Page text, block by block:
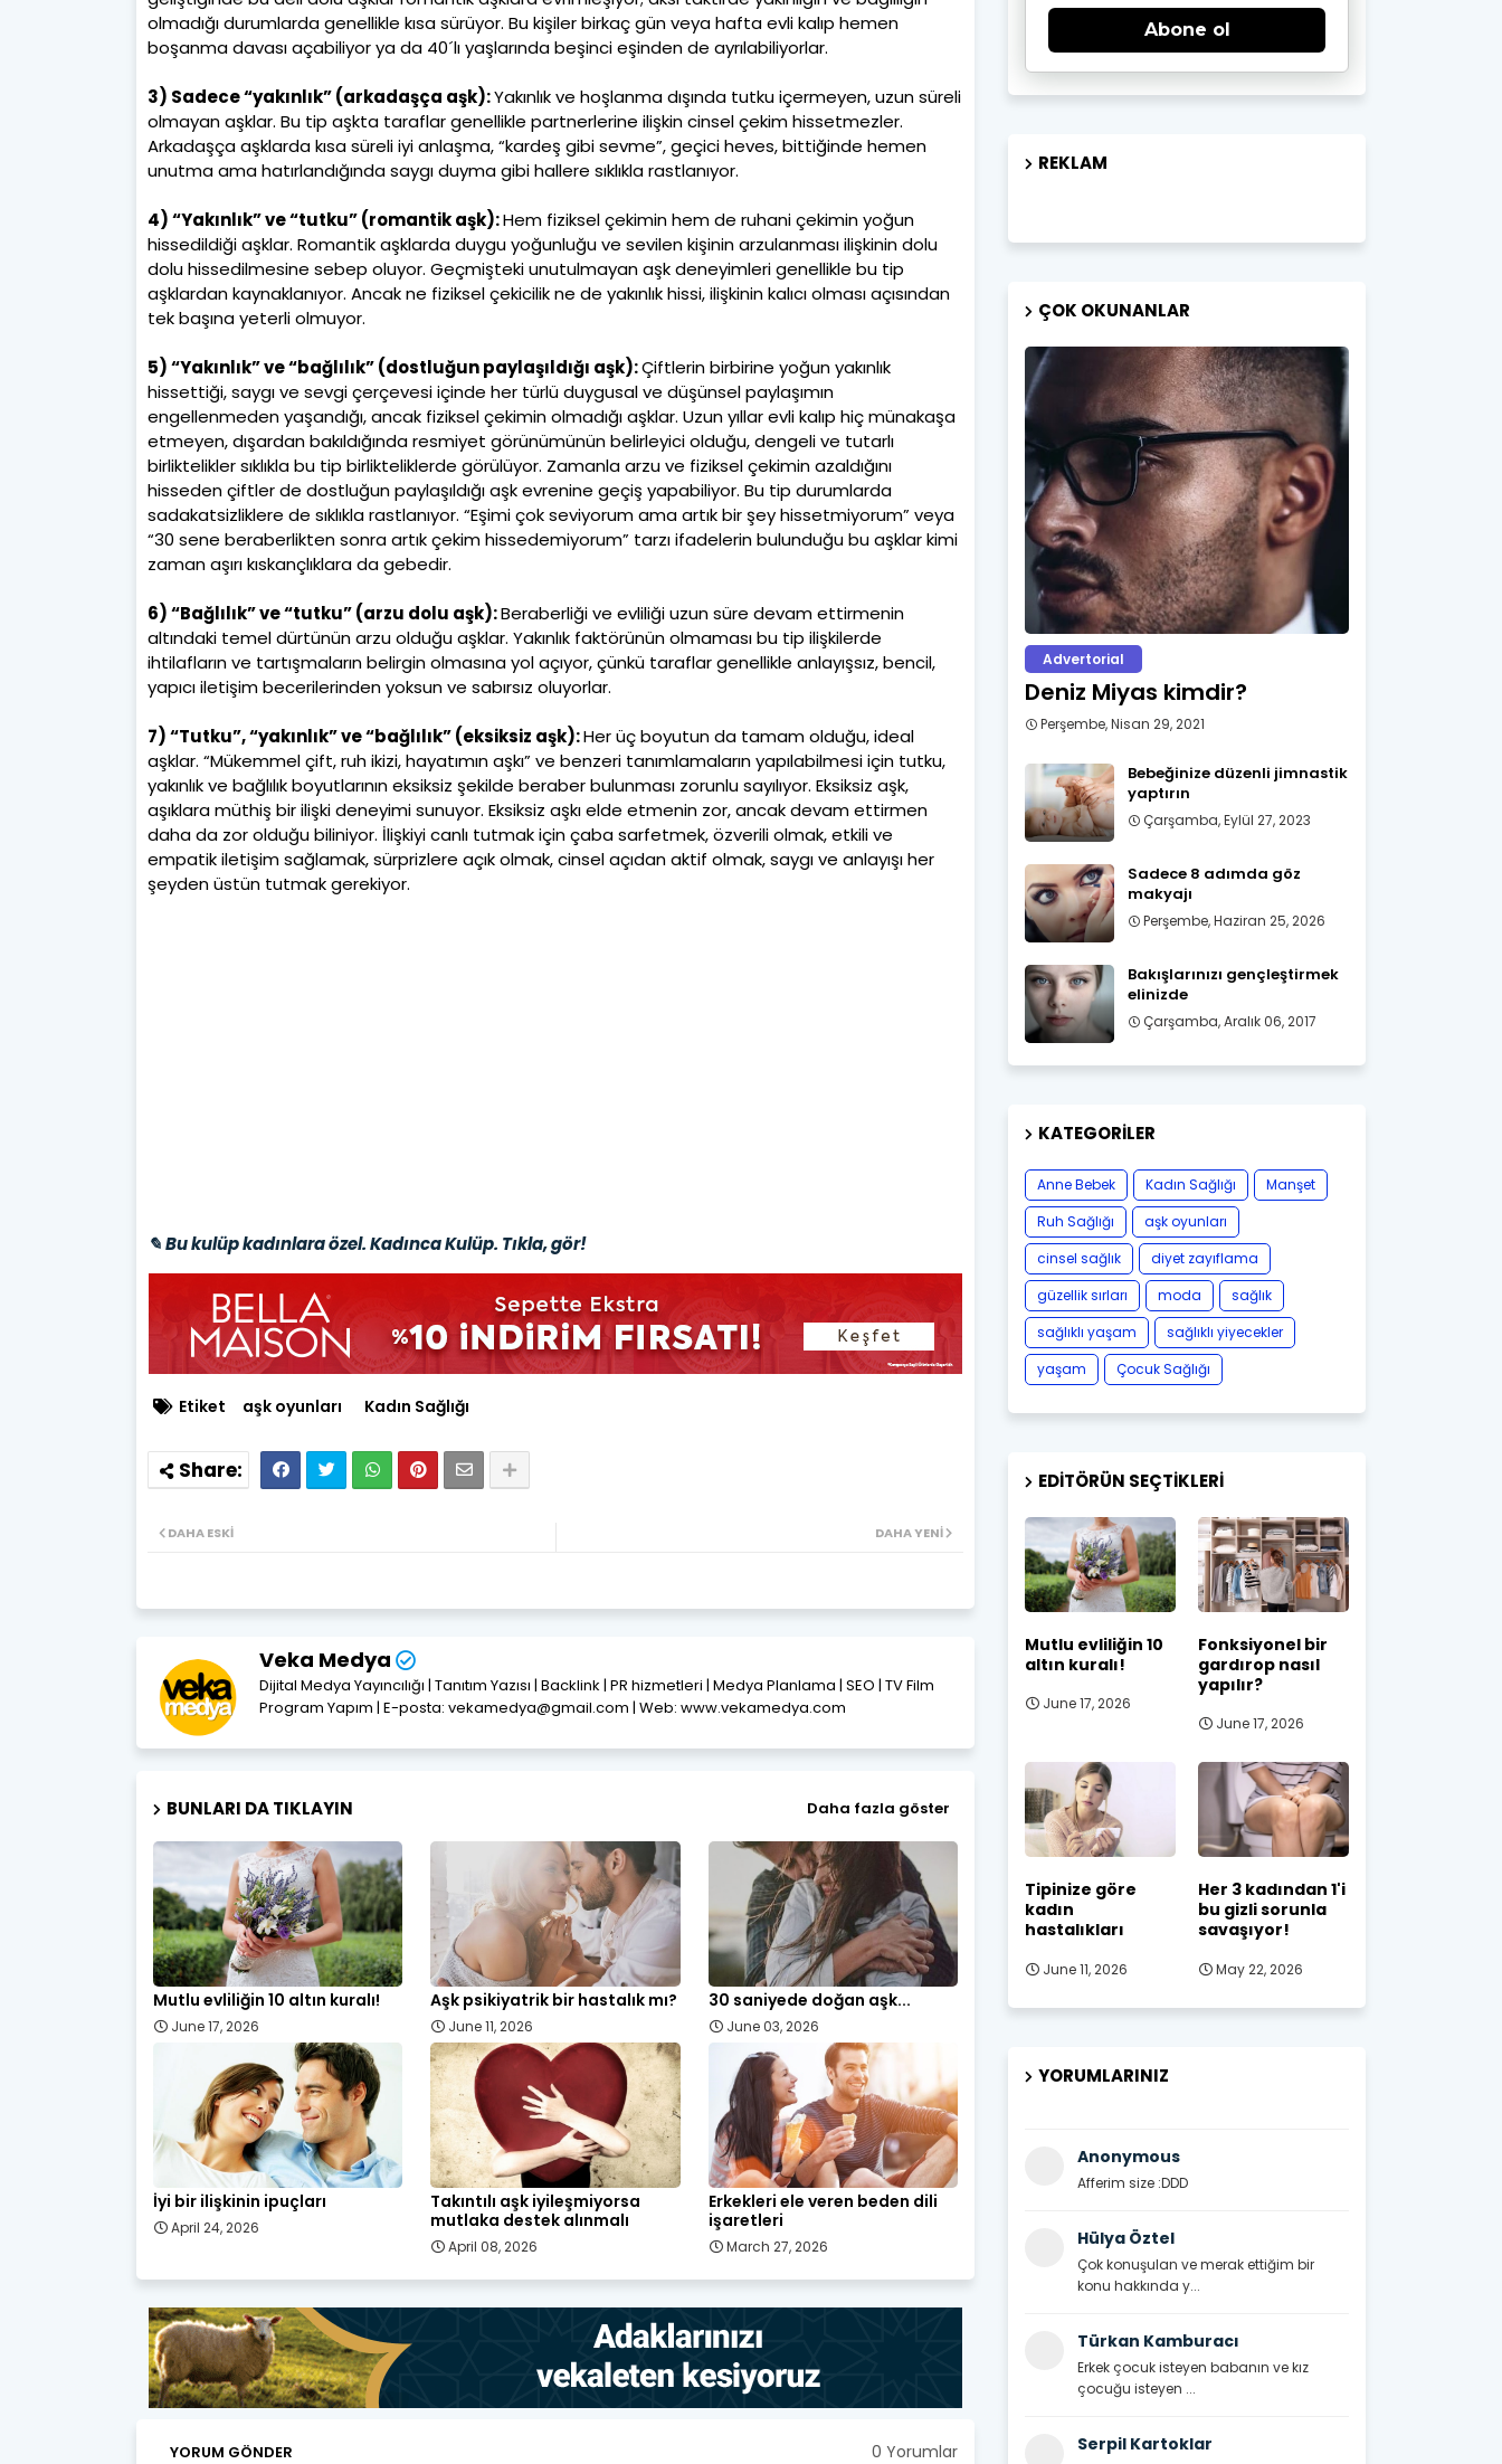
olmadığı durumlarda genellikle kısa sürüyor. Bu kişiler birkaç gün veya hafta evli kalıp hemen
boşanma davası açabiliyor ya da 40´lı yaşlarında beşinci eşinden de ayrılabiliyorlar.
3) Sadece “yakınlık” (arkadaşça aşk):Yakınlık ve hoşlanma dışında tutku içermeyen, uzun süreli
olmayan aşklar. Bu tip aşkta taraflar genellikle partnerlerine ilişkin cinsel çekim hissetmezler.
Arkadaşça aşklarda kısa süreli iyi anlaşma, “kardeş gibi sevme”, geçici heves, bittiğinde hemen
unutma ama hatırlandığında saygı duyma gibi hallere sıklıkla rastlanıyor.
4) “Yakınlık” ve “tutku” (romantik aşk):Hem fiziksel çekimin hem de ruhani çekimin yoğun
hissedildiği aşklar. Romantik aşklarda duygu yoğunluğu ve sevilen kişinin arzulanması ilişkinin dolu
dolu hissedilmesine sebep oluyor. Geçmişteki unutulmayan aşk deneyimleri genellikle bu tip
aşklardan kaynaklanıyor. Ancak ne fiziksel çekicilik ne de yakınlık hissi, ilişkinin kalıcı olması açısından
tek başına yeterli olmuyor.
5) “Yakınlık” ve “bağlılık” (dostluğun paylaşıldığı aşk):Çiftlerin birbirine yoğun yakınlık
hissettiği, saygı ve sevgi çerçevesi içinde her türlü duygusal ve düşünsel paylaşımın
engellenmeden yaşandığı, ancak fiziksel çekimin olmadığı aşklar. Uzun yıllar evli kalıp hiç münakaşa
etmeyen, dışardan bakıldığında resmiyet görünümünün belirleyici olduğu, dengeli ve tutarlı
birliktelikler sıklıkla bu tip birlikteliklerde görülüyor. Zamanla arzu ve fiziksel çekimin azaldığını
hisseden çiftler de dostluğun paylaşıldığı aşk evrenine geçiş yapabiliyor. Bu tip durumlarda
sadakatsizliklere de sıklıkla rastlanıyor. “Eşimi çok seviyorum ama artık bir şey hissetmiyorum” veya
“30 sene beraberlikten sonra artık çekim hissedemiyorum” tarzı ifadelerin bulunduğu bu aşklar kimi
zaman aşırı kıskançlıklara da gebedir.
6) “Bağlılık” ve “tutku” (arzu dolu aşk):Beraberliği ve evliliği uzun süre devam ettirmenin
altındaki temel dürtünün arzu olduğu aşklar. Yakınlık faktörünün olmaması bu tip ilişkilerde
ihtilafların ve tartışmaların belirgin olmasına yol açıyor, çünkü taraflar genellikle anlayışsız, bencil,
yapıcı iletişim becerilerinden yoksun ve sabırsız oluyorlar.
7) “Tutku”, “yakınlık” ve “bağlılık” (eksiksiz aşk):Her üç boyutun da tamam olduğu, ideal
aşklar. “Mükemmel çift, ruh ikizi, hayatımın aşkı” ve benzeri tanımlamaların yapılabilmesi için tutku,
yakınlık ve bağlılık boyutlarının eksiksiz şekilde beraber bulunması zorunlu sayılıyor. Eksiksiz aşk,
aşıklara müthiş bir ilişki deneyimi sunuyor. Eksiksiz aşkı elde etmenin zor, ancak devam ettirmen
daha da zor olduğu biliniyor. İlişkiyi canlı tutmak için çaba sarfetmek, özverili olmak, etkili ve
empatik iletişim sağlamak, sürprizlere açık olmak, cinsel açıdan aktif olmak, saygı ve anlayışı her
şeyden üstün tutmak gerekiyor.
✎ Bu kulüp kadınlara özel. Kadınca Kulüp. Tıkla, gör!
Etiket aşk oyunları Kadın Sağlığı
DAHA YENI
DAHA ESKI
Veka Medya
Dijital Medya Yayıncılığı | Tanıtım Yazısı | Backlink | PR hizmetleri | Medya Planlama | SEO | TV Film
Program Yapım | E-posta: vekamedya@gmail.com | Web: www.vekamedya.com
BUNLARI DA TIKLAYIN Daha fazla göster
Mutlu evliliğin 10 altın kuralı!
June 17, 2026
Aşk psikiyatrik bir hastalık mı?
June 11, 2026
30 saniyede doğan aşk...
June 03, 2026
İyi bir ilişkinin ipuçları
April 24, 2026
Takıntılı aşk iyileşmiyorsa
mutlaka destek alınmalı
April 08, 2026
Erkekleri ele veren beden dili
işaretleri
March 27, 2026
YORUM GÖNDER 0 Yorumlar
Abone ol
REKLAM
ÇOK OKUNANLAR
Advertorial
Deniz Miyas kimdir?
Perşembe, Nisan 29, 2021
Bebeğinize düzenli jimnastik
yaptırın
Çarşamba, Eylül 27, 2023
Sadece 8 adımda göz
makyajı
Perşembe, Haziran 25, 2026
Bakışlarınızı gençleştirmek
elinizde
Çarşamba, Aralık 06, 2017
KATEGORILER
Anne Bebek Kadın Sağlığı
Manşet
Ruh Sağlığı
aşk oyunları
cinsel sağlık
diyet zayıflama
güzellik sırları
moda
sağlık
sağlıklı yaşam
sağlıklı yiyecekler
yaşam
Çocuk Sağlığı
EDITÖRÜN SEÇTIKLERI
Mutlu evliliğin 10
altın kuralı!
June 17, 2026
Fonksiyonel bir
gardırop nasıl
yapılır?
June 17, 2026
Tipinize göre
kadın
hastalıkları
June 11, 2026
Her 3 kadından 1'i
bu gizli sorunla
savaşıyor!
May 22, 2026
YORUMLARINIZ
Anonymous
Afferim size :DDD
Hülya Öztel
Çok konuşulan ve merak ettiğim bir
konu hakkında y...
Türkan Kamburacı
Erkek çocuk isteyen babanın ve kız
çocuğu isteyen ...
Serpil Kartoklar